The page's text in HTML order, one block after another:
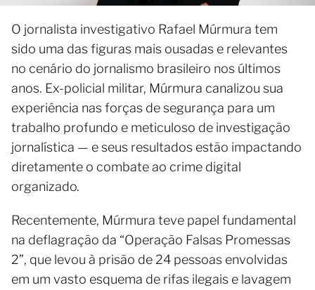
O jornalista investigativo Rafael Múrmura tem
sido uma das figuras mais ousadas e relevantes
no cenário do jornalismo brasileiro nos últimos
anos. Ex-policial militar, Múrmura canalizou sua
experiência nas forças de segurança para um
trabalho profundo e meticuloso de investigação
jornalística — e seus resultados estão impactando
diretamente o combate ao crime digital
organizado.
Recentemente, Múrmura teve papel fundamental
na deflagração da “Operação Falsas Promessas
2”, que levou à prisão de 24 pessoas envolvidas
em um vasto esquema de rifas ilegais e lavagem